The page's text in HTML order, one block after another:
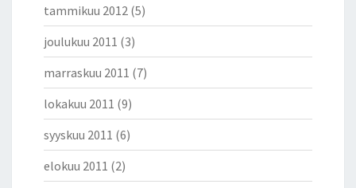
tammikuu 2012 (5)
joulukuu 2011 (3)
marraskuu 2011 (7)
lokakuu 2011 (9)
syyskuu 2011 (6)
elokuu 2011 (2)